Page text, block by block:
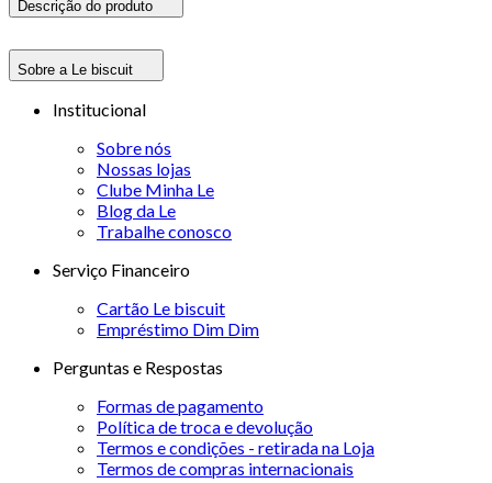
Descrição do produto
Sobre a Le biscuit
Institucional
Sobre nós
Nossas lojas
Clube Minha Le
Blog da Le
Trabalhe conosco
Serviço Financeiro
Cartão Le biscuit
Empréstimo Dim Dim
Perguntas e Respostas
Formas de pagamento
Política de troca e devolução
Termos e condições - retirada na Loja
Termos de compras internacionais